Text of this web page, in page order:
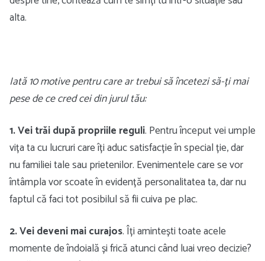
alta.
Iată 10 motive pentru care ar trebui să încetezi să-ți mai
pese de ce cred cei din jurul tău:
1. Vei trăi după propriile reguli. Pentru început vei umple
vița ta cu lucruri care îți aduc satisfacție în special ție, dar
nu familiei tale sau prietenilor. Evenimentele care se vor
întâmpla vor scoate în evidență personalitatea ta, dar nu
faptul că faci tot posibilul să fii cuiva pe plac.
2. Vei deveni mai curajos. Îți amintești toate acele
momente de îndoială și frică atunci când luai vreo decizie?